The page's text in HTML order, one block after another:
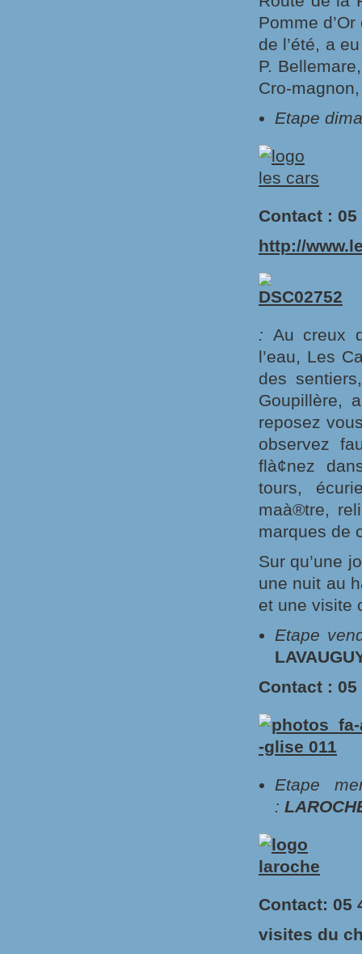
Pomme
de l’été, a
P.
Cro-
Etape
Contact : 05
http://
: Au creux
l’eau, Les
des
Goupillère,
reposez
observez
flà¢nez
tours,
maà®tre,
marques de
Sur qu’une
une nuit au
et une visite
Etape
Contact : 05
Etape
:
Contact: 05
visites du